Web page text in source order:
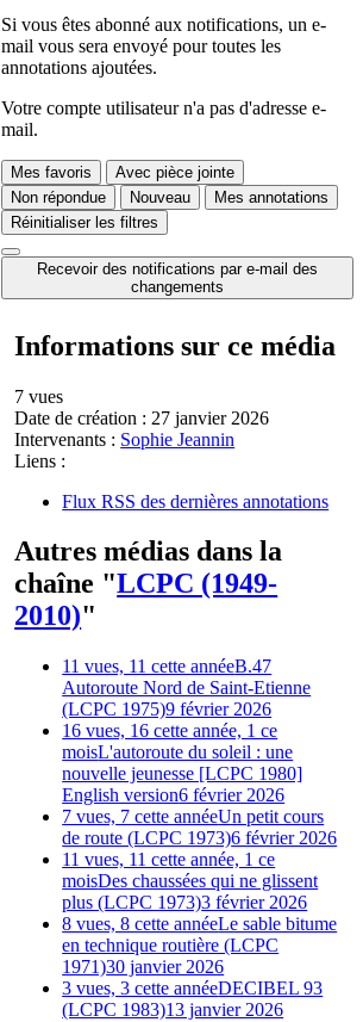
Si vous êtes abonné aux notifications, un e-
mail vous sera envoyé pour toutes les
annotations ajoutées.
Votre compte utilisateur n'a pas d'adresse e-
mail.
Mes favoris
Avec pièce jointe
Non répondue
Nouveau
Mes annotations
Réinitialiser les filtres
Recevoir des notifications par e-mail des
changements
Informations sur ce média
7 vues
Date de création : 27 janvier 2026
Intervenants : Sophie Jeannin
Liens :
Flux RSS des dernières annotations
Autres médias dans la
chaîne "LCPC (1949-
2010)"
11 vues, 11 cette annéeB.47
Autoroute Nord de Saint-Etienne
(LCPC 1975)9 février 2026
16 vues, 16 cette année, 1 ce
moisL'autoroute du soleil : une
nouvelle jeunesse [LCPC 1980]
English version6 février 2026
7 vues, 7 cette annéeUn petit cours
de route (LCPC 1973)6 février 2026
11 vues, 11 cette année, 1 ce
moisDes chaussées qui ne glissent
plus (LCPC 1973)3 février 2026
8 vues, 8 cette annéeLe sable bitume
en technique routière (LCPC
1971)30 janvier 2026
3 vues, 3 cette annéeDECIBEL 93
(LCPC 1983)13 janvier 2026